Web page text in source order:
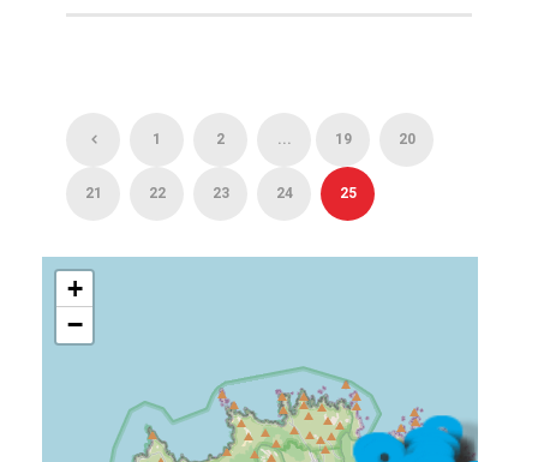
1 2 ... 19 20
21 22 23 24 25
+
−